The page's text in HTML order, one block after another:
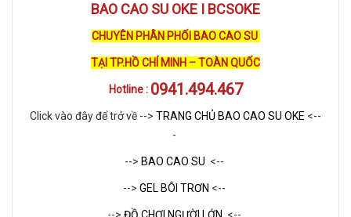
BAO CAO SU OKE I BCSOKE
CHUYÊN PHÂN PHỐI BAO CAO SU
TẠI TP.HỒ CHÍ MINH – TOÀN QUỐC
Hotline : 0941.494.467
Click vào đây để trở về --> TRANG CHỦ BAO CAO SU OKE <--
-
--> BAO CAO SU <--
--> GEL BÔI TRƠN <--